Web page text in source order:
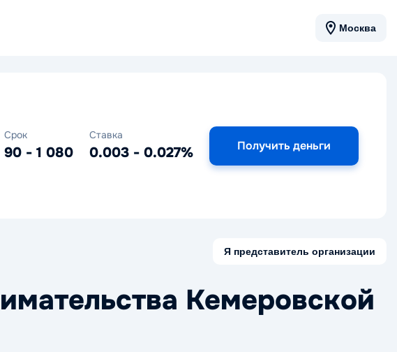
Москва
Срок
90 - 1 080
Ставка
0.003 - 0.027% Получить деньги
Я представитель организации
Кемеровской